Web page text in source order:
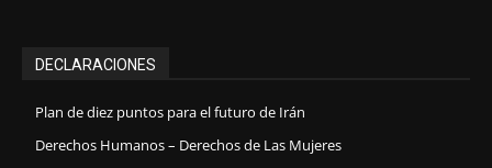
DECLARACIONES
Plan de diez puntos para el futuro de Irán
Derechos Humanos – Derechos de Las Mujeres